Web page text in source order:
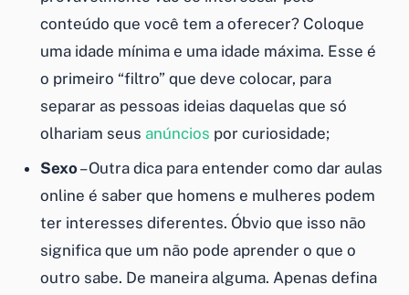
conteúdo que você tem a oferecer? Coloque
uma idade mínima e uma idade máxima. Esse é
o primeiro “filtro” que deve colocar, para
separar as pessoas ideias daquelas que só
olhariam seus anúncios por curiosidade;
Sexo– Outra dica para entender como dar aulas
online é saber que homens e mulheres podem
ter interesses diferentes. Óbvio que isso não
significa que um não pode aprender o que o
outro sabe. De maneira alguma. Apenas defina